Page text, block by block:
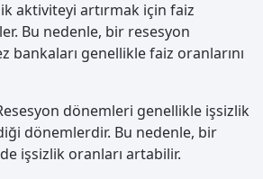
aktiviteyi artırmak için faiz
Bu nedenle, bir resesyon
bankaları genellikle faiz oranlarını
dönemleri genellikle işsizlik
dönemlerdir. Bu nedenle, bir
işsizlik oranları artabilir.